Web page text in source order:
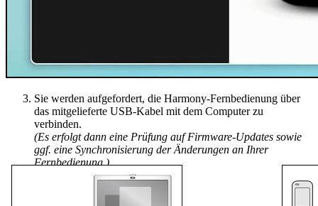
Sie werden aufgefordert, die Harmony-Fernbedienung über
das mitgelieferte USB-Kabel mit dem Computer zu
verbinden.
(Es erfolgt dann eine Prüfung auf Firmware-Updates sowie
ggf. eine Synchronisierung der Änderungen an Ihrer
Fernbedienung.)